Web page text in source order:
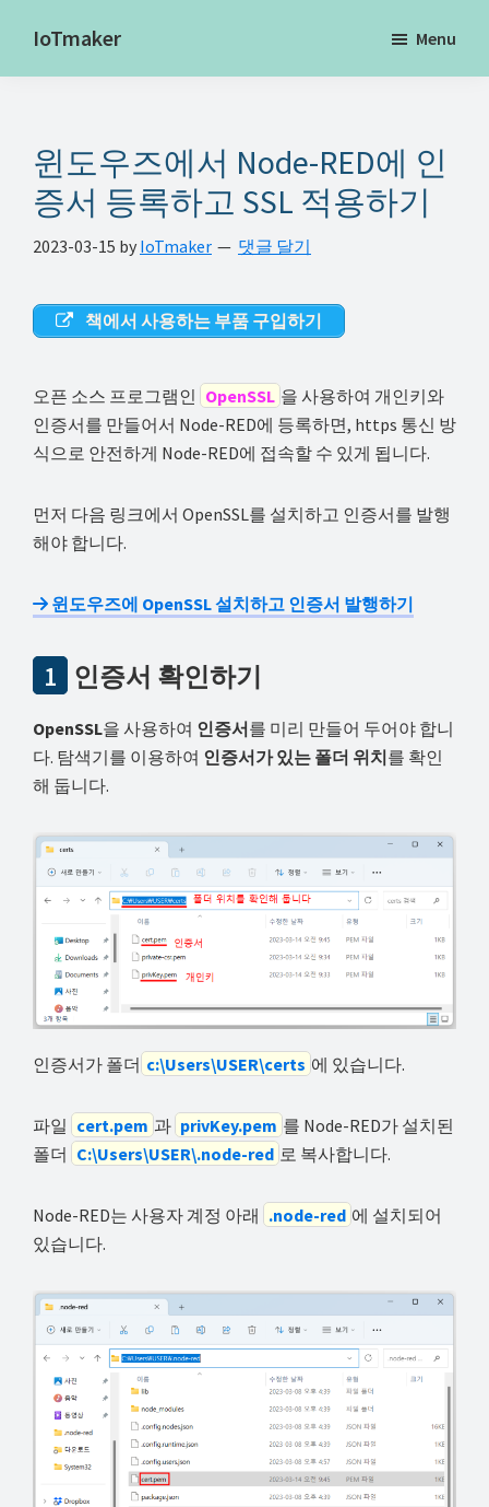
main
primary
footer
IoTmaker
터
넷
에
대
모
여
기
해
결
셔
Menu
윈도우즈에서 Node-RED에 인
증서 등록하고 SSL 적용하기
2023-03-15 by IoTmaker 댓글 달기
책에서 사용하는 부품 구입하기
오픈 소스 프로그램인 OpenSSL 을 사용하여 개인키와
인증서를 만들어서 Node-RED에 등록하면, https 통신 방
식으로 안전하게 Node-RED에 접속할 수 있게 됩니다.
먼저 다음 링크에서 OpenSSL를 설치하고 인증서를 발행
해야 합니다.
윈도우즈에 OpenSSL 설치하고 인증서 발행하기
1 인증서 확인하기
OpenSSL을 사용하여 인증서를 미리 만들어 두어야 합니
다. 탐색기를 이용하여 인증서가 있는 폴더 위치를 확인
해 둡니다.
인증서가 폴더 c:\Users\USER\certs 에 있습니다.
파일 cert.pem 과 privKey.pem 를 Node-RED가 설치된
폴더 C:\Users\USER\.node-red 로 복사합니다.
Node-RED는 사용자 계정 아래 .node-red 에 설치되어
있습니다.